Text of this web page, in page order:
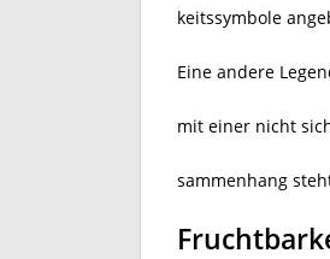
keitssymbole
Eine andere
mit einer nicht
sammenhang